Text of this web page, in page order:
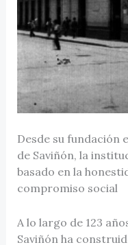
Desde su fundación
de Saviñón, la
basado en la
compromiso social
A lo largo de 123
Saviñón ha